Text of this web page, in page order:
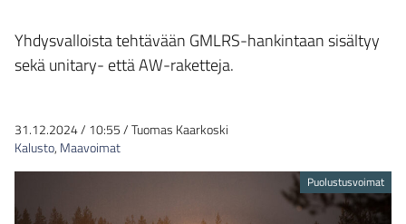
Yhdysvalloista tehtävään GMLRS-hankintaan sisältyy
sekä unitary- että AW-raketteja.
31.12.2024/ 10:55/Tuomas Kaarkoski
Kalusto, Maavoimat
Puolustusvoimat